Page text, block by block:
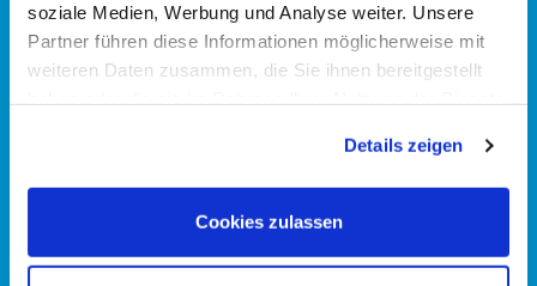
soziale Medien, Werbung und Analyse weiter. Unsere
Partner führen diese Informationen möglicherweise mit
weiteren Daten zusammen, die Sie ihnen bereitgestellt
Verarbeitung Ihrer Daten in den USA ein. Alle weiteren
Informationen zu Cookies finden Sie in unseren
Datenschutzhinweisen.
Details zeigen
Cookies zulassen
12:00 Mittagessen
13:00 Erfahrungen bei der Umsetzung von
Digitalisierungsprojekten eines Referenzkunden
DokumentationBjörn Gorniak, Connext
Communication GmbH